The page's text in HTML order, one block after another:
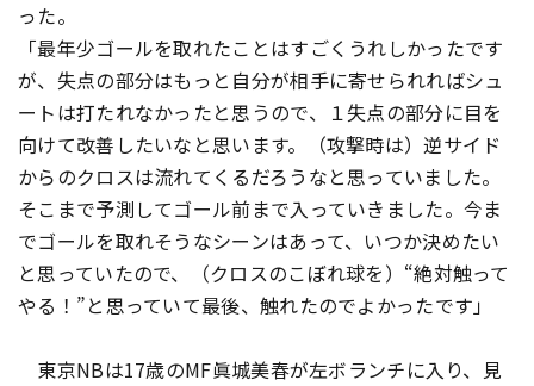
った。
「最年少ゴールを取れたことはすごくうれしかったです
が、失点の部分はもっと自分が相手に寄せられればシュ
ートは打たれなかったと思うので、１失点の部分に目を
向けて改善したいなと思います。（攻撃時は）逆サイド
からのクロスは流れてくるだろうなと思っていました。
そこまで予測してゴール前まで入っていきました。今ま
でゴールを取れそうなシーンはあって、いつか決めたい
と思っていたので、（クロスのこぼれ球を）“絶対触って
やる！”と思っていて最後、触れたのでよかったです」
東京NBは17歳のMF眞城美春が左ボランチに入り、見